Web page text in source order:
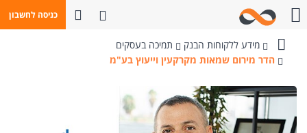
כניסה לחשבון
פתח חיפושחייגו אלינו
בנק
מידע ללקוחות הבנק
תמיכה בעסקים
הדר מירום שמאות מקרקעין וייעוץ בע"מ